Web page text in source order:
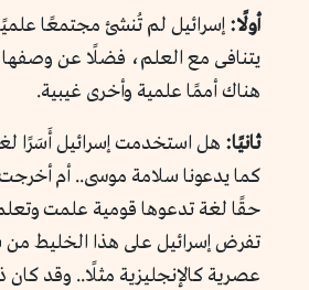
أولًا: إسرائيل لم تُنشئ مجتمعًا
يتنافى مع العلم، فضلًا عن وصفها
هناك أممًا علمية وأخرى غيبية.
ثانيًا: هل استخدمت إسرائيل أَسَرًا
كما يدعونا سلامة موسى.. أم
حقًا لغة تدعوها قومية علمت
تفرض إسرائيل على هذا الخليط من
عصرية كالإنجليزية مثلًا.. وقد